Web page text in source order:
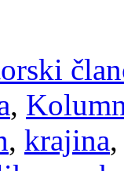
,
, krajina